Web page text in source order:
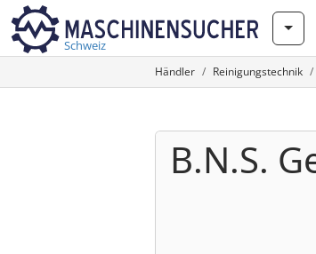
Schweiz
Händler Reinigungstechnik
B.N.S.